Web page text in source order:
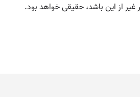
غیر از این باشد، حقیقی خواهد بود.